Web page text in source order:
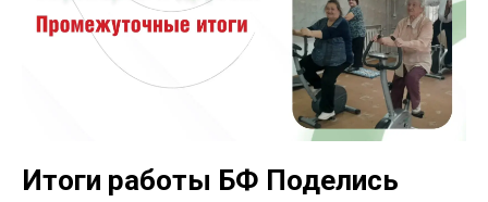
Итоги работы БФ Поделись